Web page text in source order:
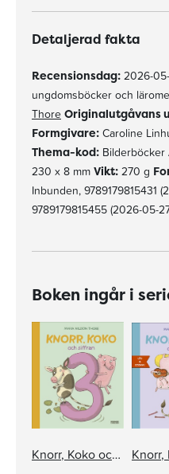
Detaljerad fakta
Recensionsdag: 2026-
ungdomsböcker och
Thore Originalutgåvans
Formgivare: Caroline
Thema-kod: Bilderböcker
230 x 8 mm Vikt: 270 g
Inbunden, 9789179815431
9789179815455 (2026-05-
Boken ingår i
Knorr, Koko och siffran 3